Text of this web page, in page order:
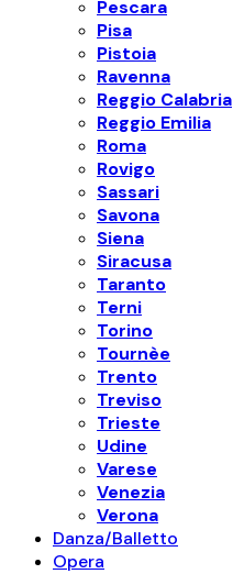
Pescara
Pisa
Pistoia
Ravenna
Reggio Calabria
Reggio Emilia
Roma
Rovigo
Sassari
Savona
Siena
Siracusa
Taranto
Terni
Torino
Tournèe
Trento
Treviso
Trieste
Udine
Varese
Venezia
Verona
Danza/Balletto
Opera